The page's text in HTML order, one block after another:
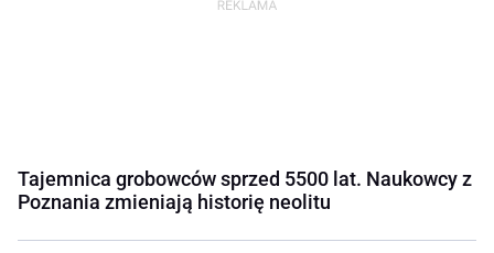
Tajemnica grobowców sprzed 5500 lat. Naukowcy z
Poznania zmieniają historię neolitu